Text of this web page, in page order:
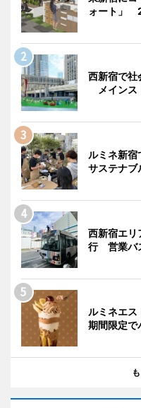
ォート」
西新宿で社
メインス
ルミネ新
サステナブ
西新宿エリ
行 営業バ
ルミネエ
期間限定で